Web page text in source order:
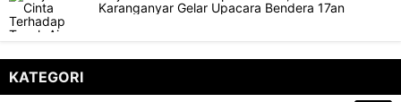
Karanganyar Gelar Upacara Bendera 17an
KATEGORI